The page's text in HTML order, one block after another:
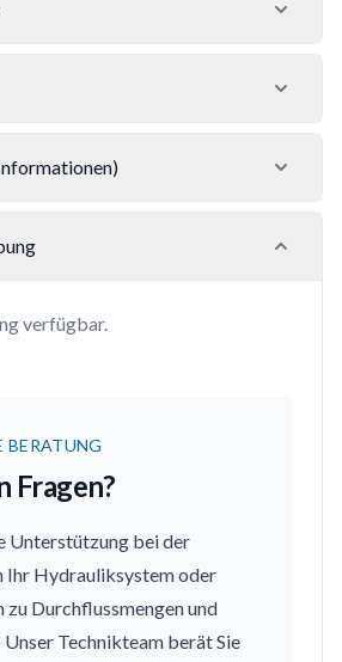
verfügbar.
BERATUNG
Fragen?
Unterstützung bei der
Ihr Hydrauliksystem oder
zu Durchflussmengen und
Technikteam berät Sie